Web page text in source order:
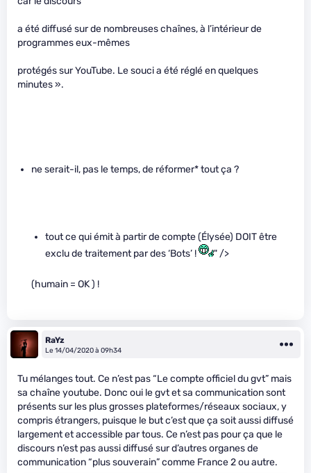
a été diffusé sur de nombreuses chaînes, à l’intérieur de
programmes eux-mêmes
protégés sur YouTube. Le souci a été réglé en quelques
minutes ».
ne serait-il, pas le temps, de réformer* tout ça ?
tout ce qui émit à partir de compte (Élysée) DOIT être
exclu de traitement par des ‘Bots’ !
" />
(humain = OK ) !
RaYz
Le 14/04/2020 à 09h34
Tu mélanges tout. Ce n’est pas “Le compte officiel du gvt” mais
sa chaîne youtube. Donc oui le gvt et sa communication sont
présents sur les plus grosses plateformes/réseaux sociaux, y
compris étrangers, puisque le but c’est que ça soit aussi diffusé
largement et accessible par tous. Ce n’est pas pour ça que le
discours n’est pas aussi diffusé sur d’autres organes de
communication “plus souverain” comme France 2 ou autre.